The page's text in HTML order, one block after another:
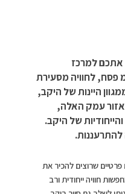
למרכז
פסח, לחוויה מסעירת
היינות של היקב,
אזור עמק האלה,
של היקב.
שרוצים להכיר את
חוויה ייחודית ורב